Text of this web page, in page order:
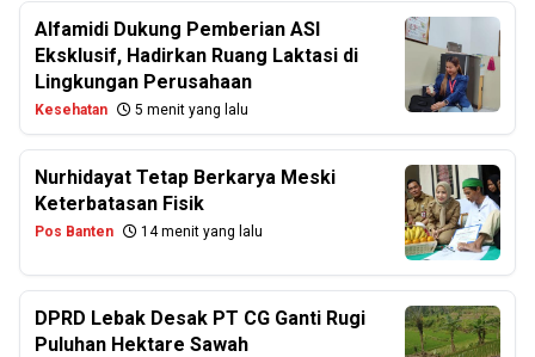
Alfamidi Dukung Pemberian ASI
Eksklusif, Hadirkan Ruang Laktasi di
Lingkungan Perusahaan
Kesehatan 5 menit yang lalu
Nurhidayat Tetap Berkarya Meski
Keterbatasan Fisik
Pos Banten 14 menit yang lalu
DPRD Lebak Desak PT CG Ganti Rugi
Puluhan Hektare Sawah